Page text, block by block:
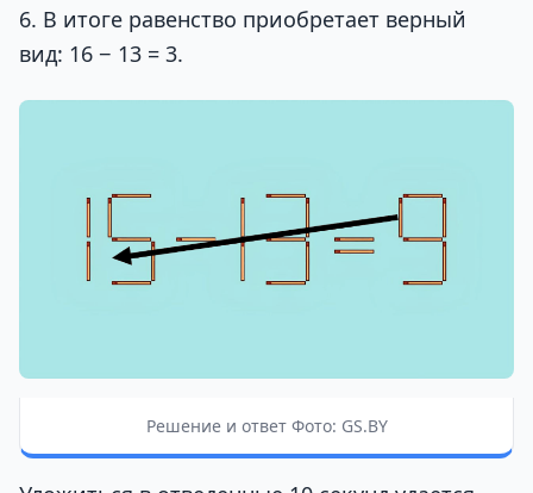
6. В итоге равенство приобретает верный
вид: 16 − 13 = 3.
Решение и ответ Фото: GS.BY